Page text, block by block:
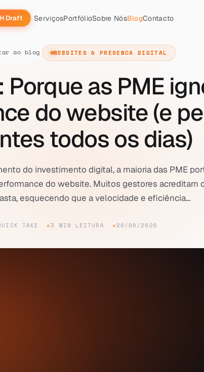
Draft ServiçosPortfólioSobre NósBlogContacto
ao blog WEBSITES & PRESENCA DIGITAL
Porque as PME
do website (e
todos os dias)
do investimento digital, a maioria das PME
do website. Muitos gestores acreditam
esquecendo que a velocidade e eficiência...
TAKE 3 MIN LEITURA 20/06/2026